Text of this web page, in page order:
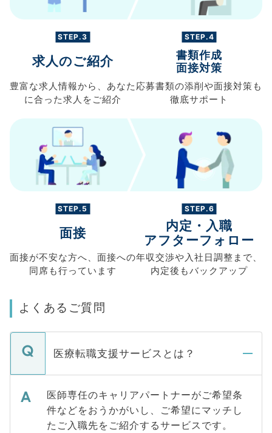
STEP.3
求人のご紹介
豊富な求人情報から、 あなた
に合った求人を ご紹介
STEP.4
書類作成
面接対策
応募書類の添削や面接対策も
徹底サポート
STEP.5
面接
面接が不安な方へ、 面接への
同席も行っています
STEP.6
内定・入職
アフターフォロー
年収交渉や入社日調整まで、
内定後もバックアップ
よくあるご質問
医療転職支援サービスとは？
医師専任のキャリアパートナーがご希望条
件などをおうかがいし、ご希望にマッチし
たご入職先をご紹介するサービスです。